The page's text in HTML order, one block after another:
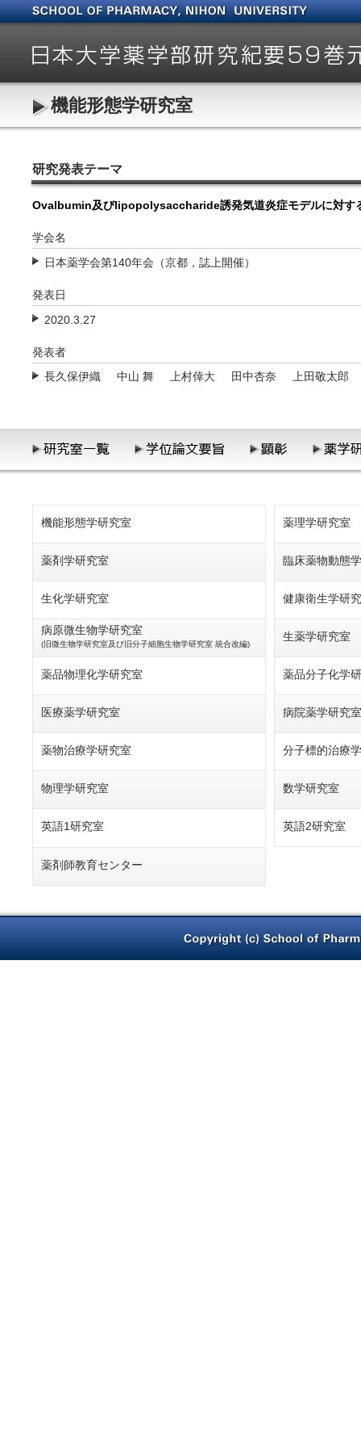
機能形態学研究室
研究発表テーマ
Ovalbumin及びlipopolysaccharide誘発気道炎症モデルに対す
学会名
日本薬学会第140年会（京都，誌上開催）
発表日
2020.3.27
発表者
長久保伊織
中山 舞 上村倖大 田中杏奈 上田敬太郎
機能形態学研究室 薬理学研究室
薬剤学研究室 臨床薬物動態
生化学研究室 健康衛生学研
病原微生物学研究室
(旧微生物学研究室及び旧分子細胞生物学研究室 統合改編)
生薬学研究室
薬品物理化学研究室 薬品分子化学
医療薬学研究室 病院薬学研究室
薬物治療学研究室 分子標的治療
物理学研究室 数学研究室
英語1研究室 英語2研究室
薬剤師教育センター